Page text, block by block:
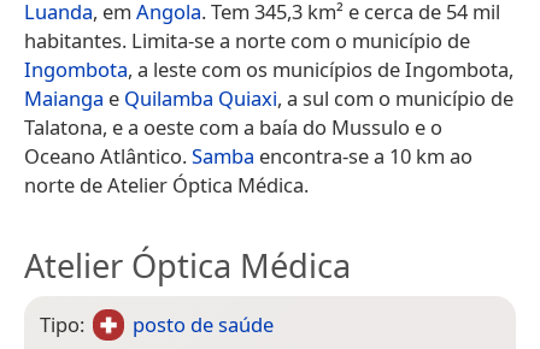
Luanda, em Angola. Tem 345,3 km² e cerca de 54 mil
habitantes. Limita-se a norte com o município de
Ingombota, a leste com os municípios de Ingombota,
Maianga e Quilamba Quiaxi, a sul com o município de
Talatona, e a oeste com a baía do Mussulo e o
Oceano Atlântico.Samba encontra-se a 10 km ao
norte de Atelier Óptica Médica.
Atelier Óptica Médica
Tipo: posto de saúde